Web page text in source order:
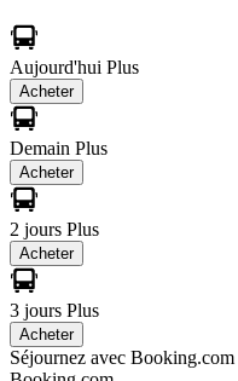
Aujourd'hui Plus
Acheter
Demain Plus
Acheter
2 jours Plus
Acheter
3 jours Plus
Acheter
Séjournez avec Booking.com